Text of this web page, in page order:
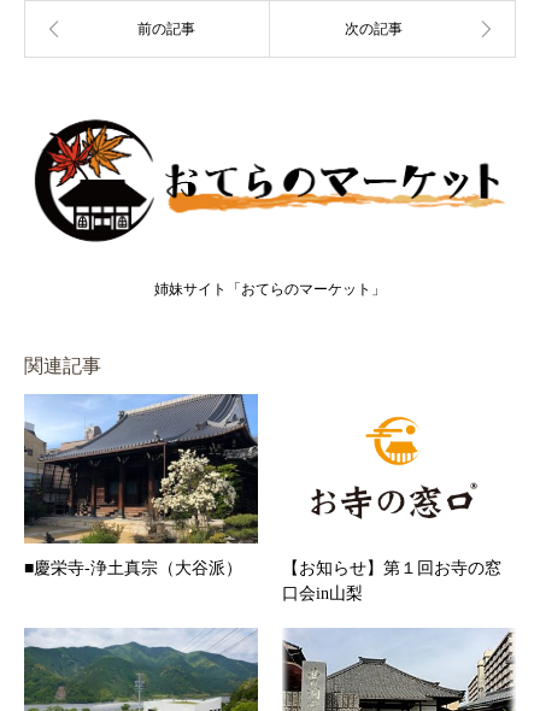
姉妹サイト「おてらのマーケット」
関連記事
■慶栄寺-浄土真宗（大谷派）
【お知らせ】第１回お寺の窓
口会in山梨